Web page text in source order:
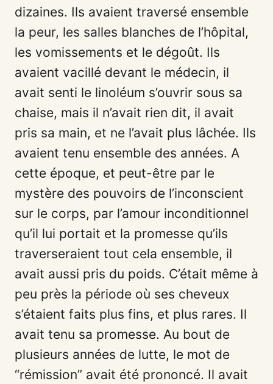
dizaines. Ils avaient traversé ensemble
la peur, les salles blanches de l’hôpital,
les vomissements et le dégoût. Ils
avaient vacillé devant le médecin, il
avait senti le linoléum s’ouvrir sous sa
chaise, mais il n’avait rien dit, il avait
pris sa main, et ne l’avait plus lâchée. Ils
avaient tenu ensemble des années. A
cette époque, et peut-être par le
mystère des pouvoirs de l’inconscient
sur le corps, par l’amour inconditionnel
qu’il lui portait et la promesse qu’ils
traverseraient tout cela ensemble, il
avait aussi pris du poids. C’était même à
peu près la période où ses cheveux
s’étaient faits plus fins, et plus rares. Il
avait tenu sa promesse. Au bout de
plusieurs années de lutte, le mot de
“rémission” avait été prononcé. Il avait